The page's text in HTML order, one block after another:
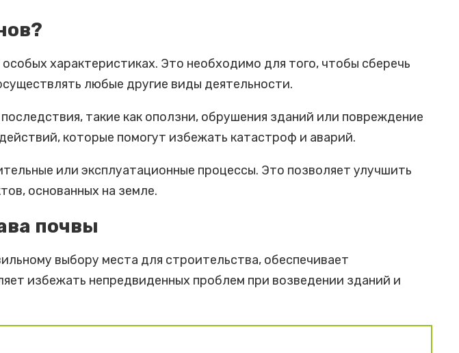
характеристиках. Это необходимо для того, чтобы сберечь
любые другие виды деятельности.
такие как оползни, обрушения зданий или повреждение
которые помогут избежать катастроф и аварий.
или эксплуатационные процессы. Это позволяет улучшить
основанных на земле.
почвы
выбору места для строительства, обеспечивает
избежать непредвиденных проблем при возведении зданий и